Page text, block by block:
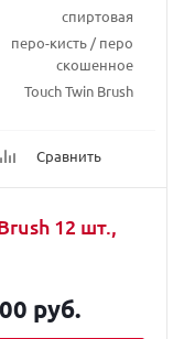
спиртовая
перо-кисть / перо
скошенное
Touch Twin Brush
Сравнить
12 шт.,
руб.